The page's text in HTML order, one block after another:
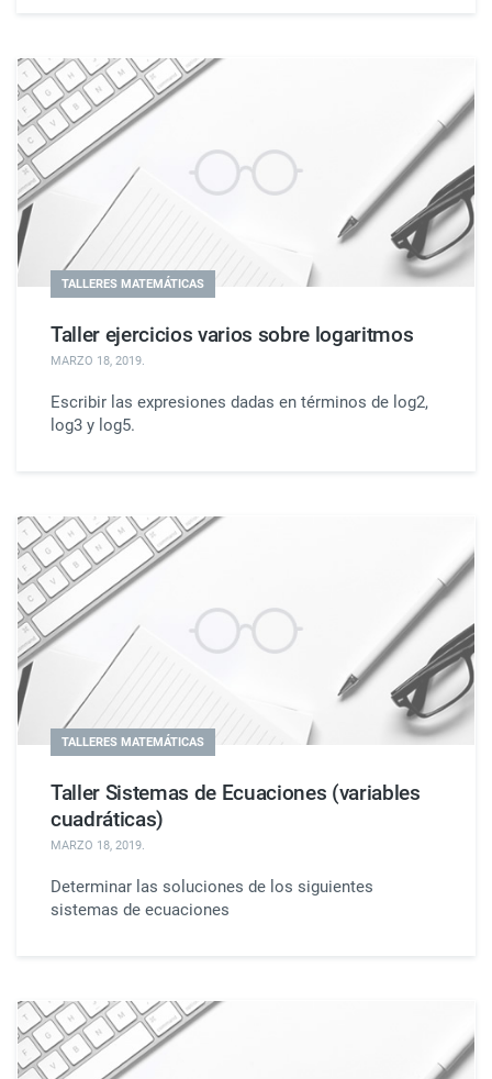
TALLERES MATEMÁTICAS
Taller ejercicios varios sobre logaritmos
MARZO 18, 2019.
Escribir las expresiones dadas en términos de log2,
log3 y log5.
TALLERES MATEMÁTICAS
Taller Sistemas de Ecuaciones (variables
cuadráticas)
MARZO 18, 2019.
Determinar las soluciones de los siguientes
sistemas de ecuaciones